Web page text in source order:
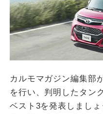
カルモマガジン編集部
を行い、判明したタン
ベスト3を発表しまし